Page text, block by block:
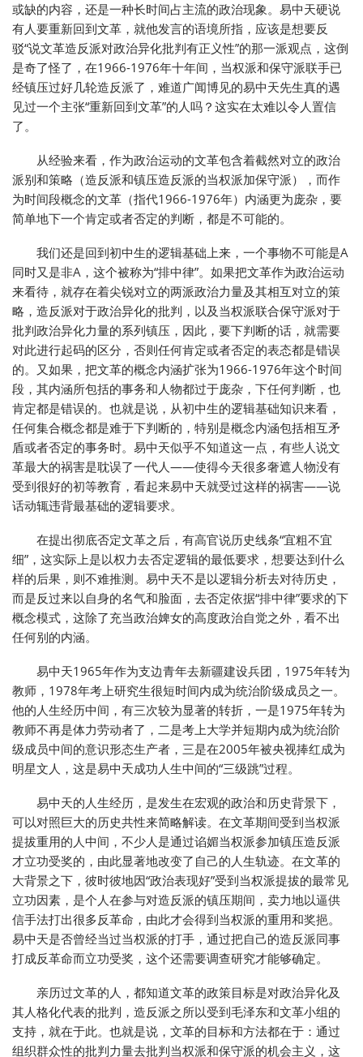
或缺的内容，还是一种长时间占主流的政治现象。易中天硬说
有人要重新回到文革，就他发言的语境所指，应该是想要反
驳“说文革造反派对政治异化批判有正义性”的那一派观点，这倒
是奇了怪了，在1966-1976年十年间，当权派和保守派联手已
经镇压过好几轮造反派了，难道广闻博见的易中天先生真的遇
见过一个主张“重新回到文革”的人吗？这实在太难以令人置信
了。
从经验来看，作为政治运动的文革包含着截然对立的政治
派别和策略（造反派和镇压造反派的当权派加保守派），而作
为时间段概念的文革（指代1966-1976年）内涵更为庞杂，要
简单地下一个肯定或者否定的判断，都是不可能的。
我们还是回到初中生的逻辑基础上来，一个事物不可能是A
同时又是非A，这个被称为“排中律”。如果把文革作为政治运动
来看待，就存在着尖锐对立的两派政治力量及其相互对立的策
略，造反派对于政治异化的批判，以及当权派联合保守派对于
批判政治异化力量的系列镇压，因此，要下判断的话，就需要
对此进行起码的区分，否则任何肯定或者否定的表态都是错误
的。又如果，把文革的概念内涵扩张为1966-1976年这个时间
段，其内涵所包括的事务和人物都过于庞杂，下任何判断，也
肯定都是错误的。也就是说，从初中生的逻辑基础知识来看，
任何集合概念都是难于下判断的，特别是概念内涵包括相互矛
盾或者否定的事务时。易中天似乎不知道这一点，有些人说文
革最大的祸害是耽误了一代人——使得今天很多奢遮人物没有
受到很好的初等教育，看起来易中天就受过这样的祸害——说
话动辄违背最基础的逻辑要求。
在提出彻底否定文革之后，有高官说历史线条“宜粗不宜
细”，这实际上是以权力去否定逻辑的最低要求，想要达到什么
样的后果，则不难推测。易中天不是以逻辑分析去对待历史，
而是反过来以自身的名气和脸面，去否定依据“排中律”要求的下
概念模式，这除了充当政治婢女的高度政治自觉之外，看不出
任何别的内涵。
易中天1965年作为支边青年去新疆建设兵团，1975年转为
教师，1978年考上研究生很短时间内成为统治阶级成员之一。
他的人生经历中间，有三次较为显著的转折，一是1975年转为
教师不再是体力劳动者了，二是考上大学并短期内成为统治阶
级成员中间的意识形态生产者，三是在2005年被央视捧红成为
明星文人，这是易中天成功人生中间的“三级跳”过程。
易中天的人生经历，是发生在宏观的政治和历史背景下，
可以对照巨大的历史共性来简略解读。在文革期间受到当权派
提拔重用的人中间，不少人是通过谄媚当权派参加镇压造反派
才立功受奖的，由此显著地改变了自己的人生轨迹。在文革的
大背景之下，彼时彼地因“政治表现好”受到当权派提拔的最常见
立功因素，是个人在参与对造反派的镇压期间，卖力地以逼供
信手法打出很多反革命，由此才会得到当权派的重用和奖挹。
易中天是否曾经当过当权派的打手，通过把自己的造反派同事
打成反革命而立功受奖，这个还需要调查研究才能够确定。
亲历过文革的人，都知道文革的政策目标是对政治异化及
其人格化代表的批判，造反派之所以受到毛泽东和文革小组的
支持，就在于此。也就是说，文革的目标和方法都在于：通过
组织群众性的批判力量去批判当权派和保守派的机会主义，这